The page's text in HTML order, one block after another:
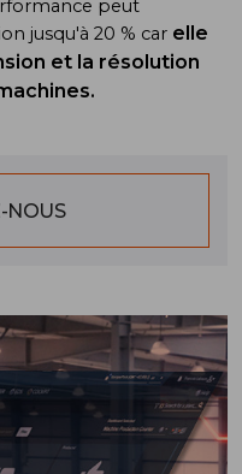
peut
jusqu'à 20 % car elle
et la résolution
NOUS